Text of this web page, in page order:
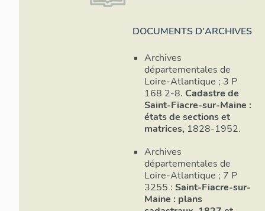
DOCUMENTS D'ARCHIVES
Archives
départementales de
Loire-Atlantique ; 3 P
168 2-8. Cadastre de
Saint-Fiacre-sur-Maine :
états de sections et
matrices, 1828-1952.
Archives
départementales de
Loire-Atlantique ; 7 P
3255 : Saint-Fiacre-sur-
Maine : plans